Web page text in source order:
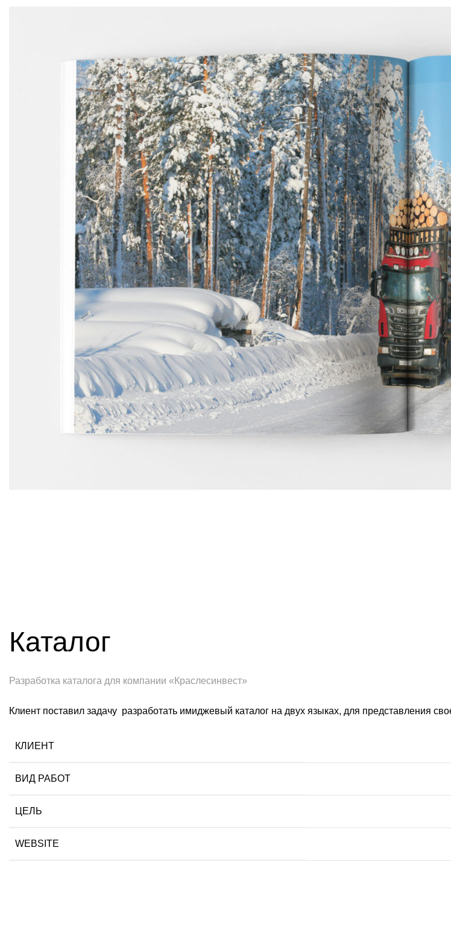
Каталог
Разработка каталога для компании «Краслесинвест»
Клиент поставил задачу разработать имиджевый каталог на двух языках, для представления
КЛИЕНТ
ВИД РАБОТ
ЦЕЛЬ
WEBSITE